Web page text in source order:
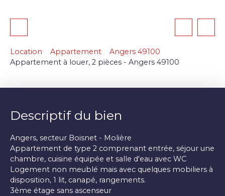
Location Appartement
Angers 49100
Appartement à louer, 2 pièces - Angers 49100
Descriptif du bien
Angers, secteur Boisnet - Molière
Appartement de type 2 comprenant entrée, séjour une
chambre, cuisine équipée et salle d'eau avec WC
Logement non meublé mais avec quelques mobiliers à
disposition, 1 lit, canapé, rangements.
3ème étage sans ascenseur